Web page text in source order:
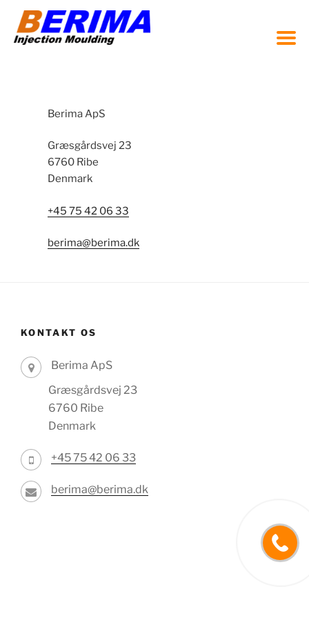
Berima ApS
Græsgårdsvej 23
6760 Ribe
Denmark
+45 75 42 06 33
berima@berima.dk
KONTAKT OS
Berima ApS
Græsgårdsvej 23
6760 Ribe
Denmark
+45 75 42 06 33
berima@berima.dk